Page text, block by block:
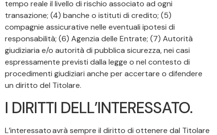
tempo reale il livello di rischio associato ad ogni
transazione; (4) banche o istituti di credito; (5)
compagnie assicurative nelle eventuali ipotesi di
responsabilità; (6) Agenzia delle Entrate; (7) Autorità
giudiziaria e/o autorità di pubblica sicurezza, nei casi
espressamente previsti dalla legge o nel contesto di
procedimenti giudiziari anche per accertare o difendere
un diritto del Titolare.
I DIRITTI DELL’INTERESSATO.
L’interessato avrà sempre il diritto di ottenere dal Titolare